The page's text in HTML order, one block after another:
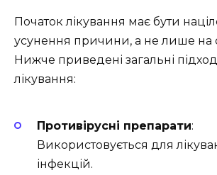
Початок лікування має бути
усунення причини, а не лише на
Нижче приведені загальні
лікування:
Противірусні препарати:
Використовується для
інфекцій.